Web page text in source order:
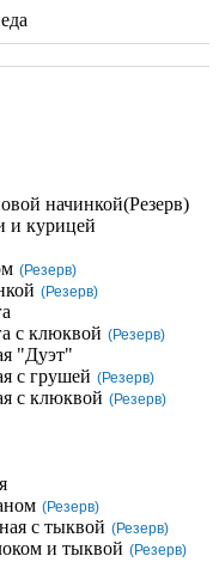
начинкой(Резерв)
и курицей
(Резерв)
(Резерв)
с клюквой (Резерв)
"Дуэт"
с грушей (Резерв)
с клюквой (Резерв)
(Резерв)
с тыквой (Резерв)
и тыквой (Резерв)